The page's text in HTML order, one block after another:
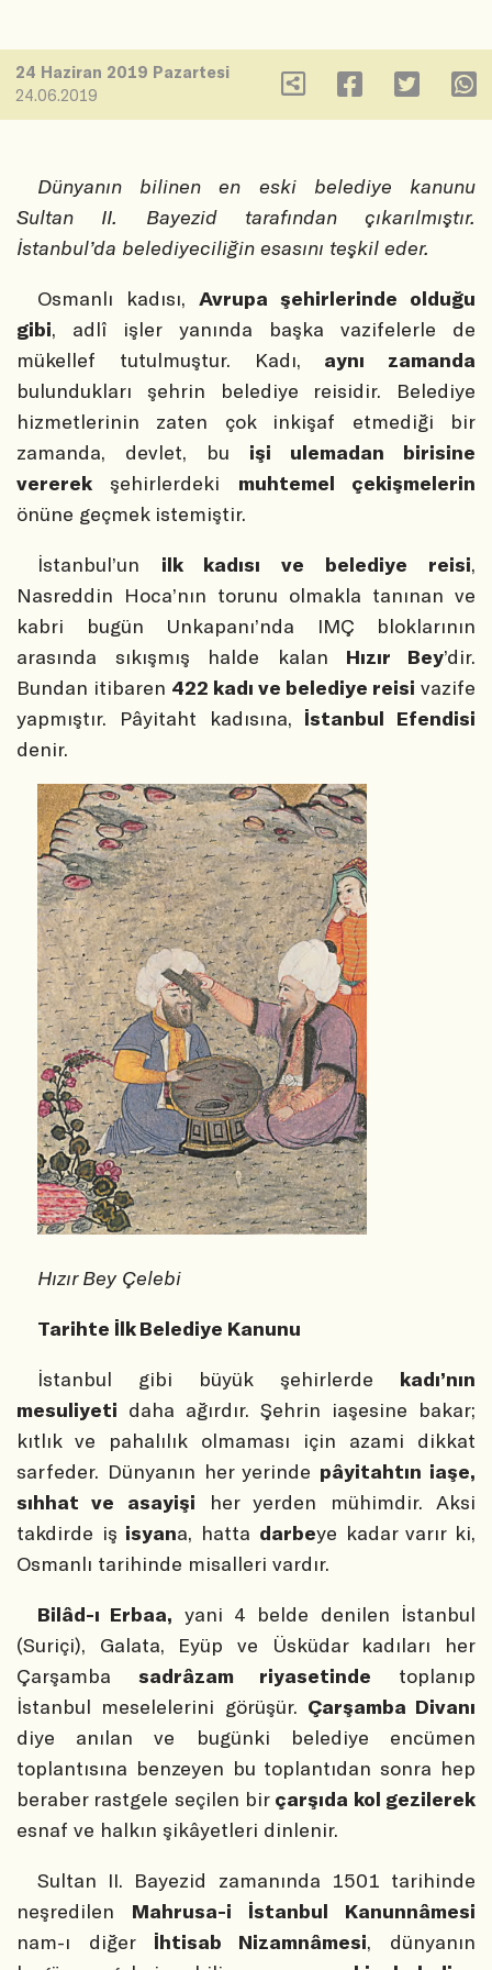
24 Haziran 2019 Pazartesi
24.06.2019
Dünyanın bilinen en eski belediye kanunu
Sultan II. Bayezid tarafından çıkarılmıştır.
İstanbul’da belediyeciliğin esasını teşkil eder.
Osmanlı kadısı, Avrupa şehirlerinde olduğu
gibi, adlî işler yanında başka vazifelerle de
mükellef tutulmuştur. Kadı, aynı zamanda
bulundukları şehrin belediye reisidir. Belediye
hizmetlerinin zaten çok inkişaf etmediği bir
zamanda, devlet, bu işi ulemadan birisine
vererek şehirlerdeki muhtemel çekişmelerin
önüne geçmek istemiştir.
İstanbul’un ilk kadısı ve belediye reisi,
Nasreddin Hoca’nın torunu olmakla tanınan ve
kabri bugün Unkapanı’nda IMÇ bloklarının
arasında sıkışmış halde kalan Hızır Bey’dir.
Bundan itibaren 422 kadı ve belediye reisi vazife
yapmıştır. Pâyitaht kadısına, İstanbul Efendisi
denir.
Hızır Bey Çelebi
Tarihte İlk Belediye Kanunu
İstanbul gibi büyük şehirlerde kadı’nın
mesuliyeti daha ağırdır. Şehrin iaşesine bakar;
kıtlık ve pahalılık olmaması için azami dikkat
sarfeder. Dünyanın her yerinde pâyitahtın iaşe,
sıhhat ve asayişi her yerden mühimdir. Aksi
takdirde iş isyana, hatta darbeye kadar varır ki,
Osmanlı tarihinde misalleri vardır.
Bilâd-ı Erbaa, yani 4 belde denilen İstanbul
(Suriçi), Galata, Eyüp ve Üsküdar kadıları her
Çarşamba sadrâzam riyasetinde toplanıp
İstanbul meselelerini görüşür. Çarşamba Divanı
diye anılan ve bugünki belediye encümen
toplantısına benzeyen bu toplantıdan sonra hep
beraber rastgele seçilen bir çarşıda kol gezilerek
esnaf ve halkın şikâyetleri dinlenir.
Sultan II. Bayezid zamanında 1501 tarihinde
neşredilen Mahrusa-i İstanbul Kanunnâmesi
nam-ı diğer İhtisab Nizamnâmesi, dünyanın